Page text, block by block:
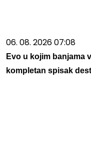
06. 08. 2026 07:08
Evo u kojim banjama
kompletan spisak